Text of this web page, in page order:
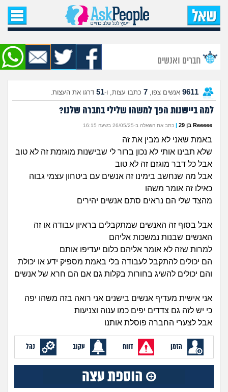
עמוד הבית
שאל שאלה
שאלות חדשות
שאלות שעוררו עניין
עצות חדשות
מה קורה כאן?
מתחם הטיפים
מדורים
זוגיות
היריון ולידה
הורות ומשפחה
מתבגרים
לימודים וסטודנטים
עבודה וקריירה
חיפוש שאלות
הרשמה | התחברות
חברים ואנשים
9611 אנשים צפו, 7 כתבו עצות, ו-51 דרגו את העצות.
למה ביישנות הפך למשהו שלילי בחברה שלנו?
Reeeee בן 29 | כתב את השאלה ב-26/05/25 בשעה 16:15
באמת שאני לא מבין את זה
שלא תבינו אותי לא נכון ברור לי שבישנות מוגזמת זה לא טוב
אבל כל דבר מוגזם זה לא טוב
אבל מה שנחשב בימינו זה אנשים עם ביטחון עצמי גבוה
כאילו זה אומר משהו
מהצד שלי הם נראים סתם אנשים יהירים
אבל בסוף זה האנשים שמתקבלים בראיון עבודה או זה
האנשים שבנות נמשכות אליהם
למרות שזה לא אומר אליהם כלום יעדיפו אותם
הם יכולים להתקבל לעבודה בלי באמת מספיק ידע או יכולת
והם יכולים להשיג בחורות בקלות גם אם הם חרא של אנשים
אני אישית מעדיף אנשים בישנים אני רואה בזה משהו יפה
כי יש לזה גם צדדים יפים כמו ענוה וצניעות
אבל לצערי החברה פוסלת אותנו
הזמן דווח עקוב נהל